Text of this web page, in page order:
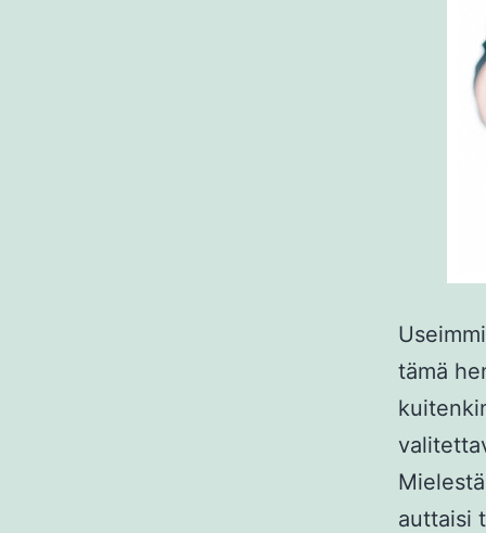
tämä
auttaisi